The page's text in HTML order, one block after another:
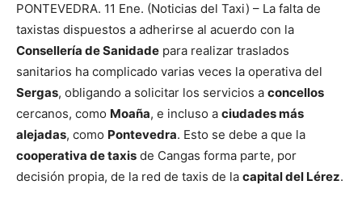
PONTEVEDRA. 11 Ene. (Noticias del Taxi) – La falta de
taxistas dispuestos a adherirse al acuerdo con la
Consellería de Sanidade para realizar traslados
sanitarios ha complicado varias veces la operativa del
Sergas, obligando a solicitar los servicios a concellos
cercanos, como Moaña, e incluso a ciudades más
alejadas, como Pontevedra. Esto se debe a que la
cooperativa de taxis de Cangas forma parte, por
decisión propia, de la red de taxis de la capital del Lérez.